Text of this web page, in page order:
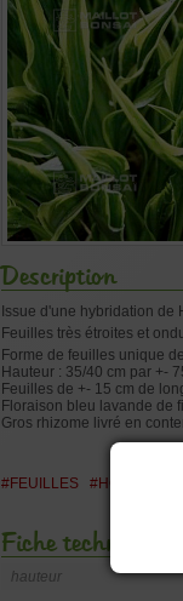
Description
Issue d'une hybridation de
Feuilles très étroites et
Forme de feuilles unique
Hauteur : 35/40 cm par +-
Feuilles de +- 15 cm de
Floraison bleu lavande de
Gros rhizome livré en
#FEUILLES #HOSTA
Fiche technique
hauteur